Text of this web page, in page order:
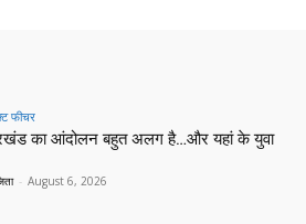
फीचर
का आंदोलन बहुत अलग है…और यहां के युवा
- August 6, 2026